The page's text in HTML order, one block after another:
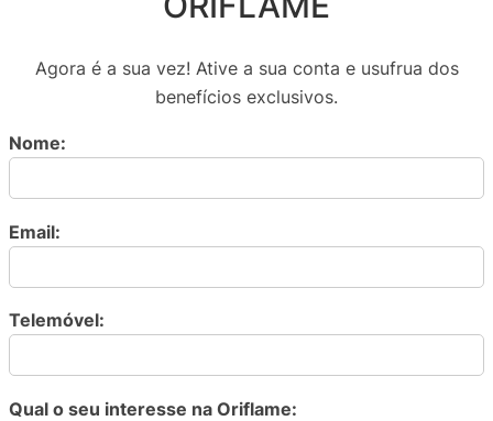
Agora é a sua vez! Ative a sua conta e usufrua dos
benefícios exclusivos.
Nome:
Email:
Telemóvel:
Qual o seu interesse na Oriflame: